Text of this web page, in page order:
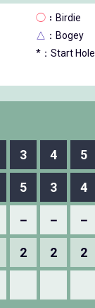
◯ ：Birdie
△ ：Bogey
*：Start Hole
3 4 5
5 3 4
－ － －
2 2 2